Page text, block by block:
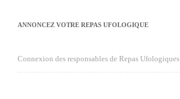
ANNONCEZ VOTRE REPAS UFOLOGIQUE
Connexion des responsables de Repas Ufologiques